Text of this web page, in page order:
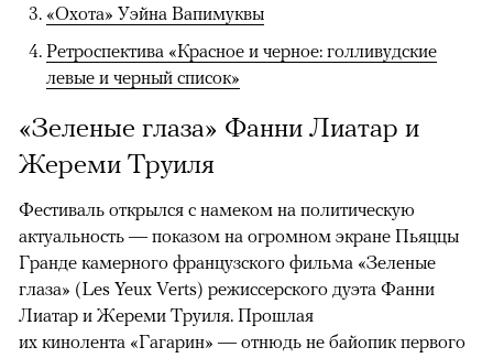
«Охота» Уэйна Вапимуквы
Ретроспектива «Красное и черное: голливудские
левые и черный список»
«Зеленые глаза» Фанни Лиатар и
Жереми Труиля
Фестиваль открылся с намеком на политическую
актуальность — показом на огромном экране Пьяццы
Гранде камерного французского фильма «Зеленые
глаза» (Les Yeux Verts) режиссерского дуэта Фанни
Лиатар и Жереми Труиля. Прошлая
их кинолента «Гагарин» — отнюдь не байопик первого